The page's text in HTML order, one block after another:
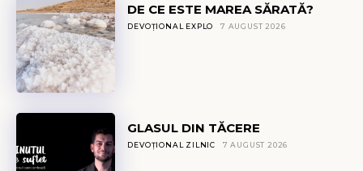
DE CE ESTE MAREA SĂRATĂ?
DEVOȚIONAL EXPLO 7 AUGUST 2026
GLASUL DIN TĂCERE
DEVOȚIONAL ZILNIC 7 AUGUST 2026